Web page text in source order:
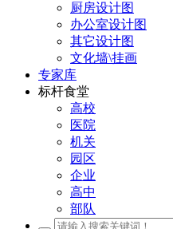
厨房设计图
办公室设计图
其它设计图
文化墙\挂画
专家库
标杆食堂
高校
医院
机关
园区
企业
高中
部队